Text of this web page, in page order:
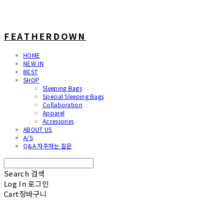
FEATHERDOWN
HOME
NEW IN
BEST
SHOP
Sleeping Bags
Special Sleeping Bags
Collaboration
Apparel
Accessories
ABOUT US
A/S
Q&A 자주하는 질문
Search 검색
Log In 로그인
Cart장바구니